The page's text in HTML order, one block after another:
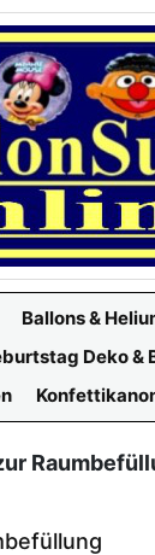
Ballons &
Deko &